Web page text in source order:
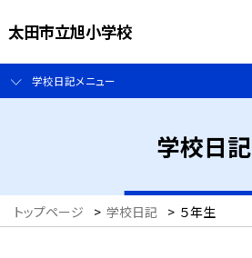
太田市立旭小学校
学校日記メニュー
学校日記
トップページ > 学校日記 > ５年生